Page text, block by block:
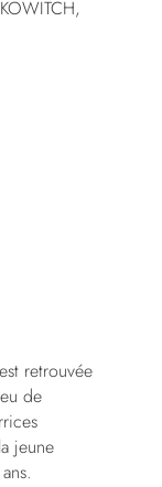
retrouvée
de
jeune